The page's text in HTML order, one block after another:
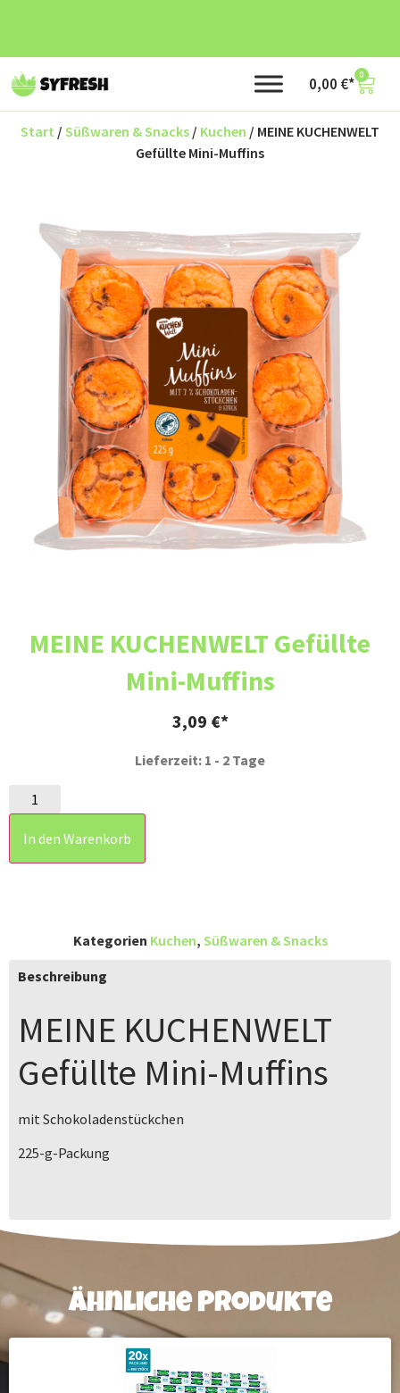
0,00 € 0
Start / Süßwaren & Snacks / Kuchen / MEINE KUCHENWELT
Gefüllte Mini-Muffins
MEINE KUCHENWELT Gefüllte
Mini-Muffins
3,09 €
Lieferzeit: 1 - 2 Tage
In den Warenkorb
Kategorien Kuchen, Süßwaren & Snacks
Beschreibung
MEINE KUCHENWELT
Gefüllte Mini-Muffins
mit Schokoladenstückchen
225-g-Packung
Ähnliche Produkte